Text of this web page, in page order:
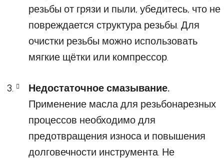
резьбы от грязи и пыли, убедитесь, что не
повреждается структура резьбы. Для
очистки резьбы можно использовать
мягкие щётки или компрессор.
Недостаточное смазывание.
Применение масла для резьбонарезных
процессов необходимо для
предотвращения износа и повышения
долговечности инструмента. Не